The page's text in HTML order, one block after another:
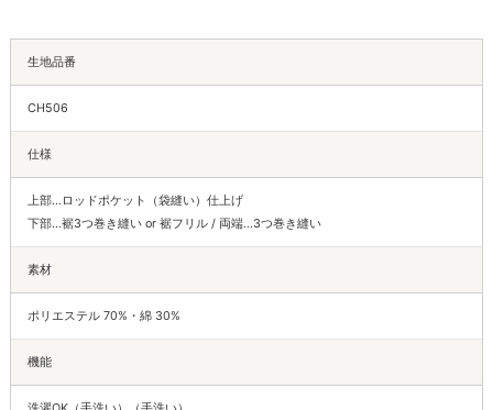
生地品番
CH506
仕様
上部…ロッドポケット（袋縫い）仕上げ
下部…裾3つ巻き縫い or 裾フリル / 両端…3つ巻き縫い
素材
ポリエステル 70%・綿 30%
機能